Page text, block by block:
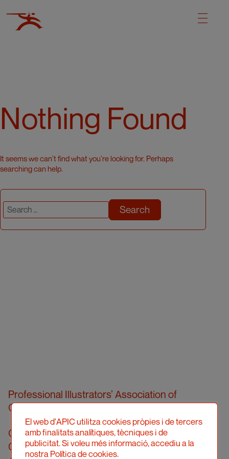
Nothing Found
It seems we can’t find what you’re looking for. Perhaps
searching can help.
Search
for:
Professional Illustrators’ Association of
Catalonia (hereinafter, APIC)
Carrer Londres, 96, pral. 2a
08036 Barcelona
El web d'APIC utilitza cookies pròpies i de tercers
amb finalitats analítiques, tècniques i de
publicitat. Si voleu més informació, accediu a la
nostra Política de cookies.